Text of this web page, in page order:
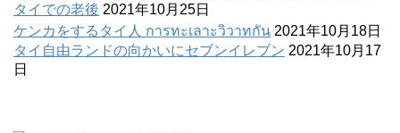
タイでの老後 2021年10月25日
ケンカをするタイ人 การทะเลาะวิวาทกัน 2021年10月18日
タイ自由ランドの向かいにセブンイレブン 2021年10月17
日